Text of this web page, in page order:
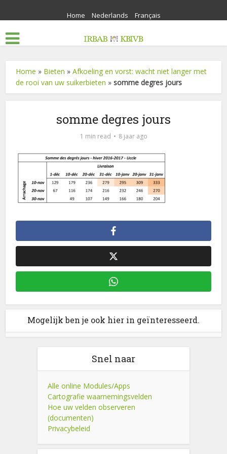
Home Nederlands Français
Home » Bieten »Afkoeling en vorst: wacht niet langer met
de rooi van uw suikerbieten »somme degres jours
somme degres jours
1 min read 8 jaar ago
Mogelijk ben je ook hier in geïnteresseerd.
Snel naar
Alle online Modules/Apps
Cartografie waarnemingsvelden
Hoe uw velden observeren
(documenten)
Privacybeleid